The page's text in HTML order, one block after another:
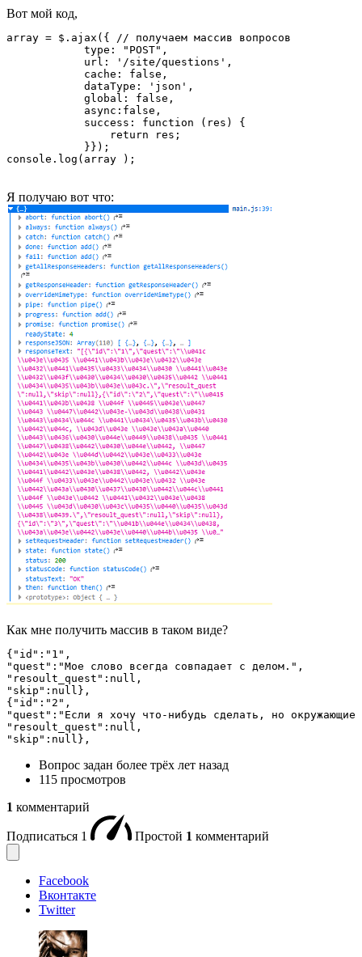
Вот мой код,
array = $.ajax({ // получаем массив вопросов
            type: "POST",
            url: '/site/questions',
            cache: false,
            dataType: 'json',
            global: false,
            async:false,
            success: function (res) {
                return res;
            }});
console.log(array );
Я получаю вот что:
Как мне получить массив в таком виде?
{"id":"1",
"quest":"Мое слово всегда совпадает с делом.",
"resoult_quest":null,
"skip":null},
{"id":"2",
"quest":"Если я хочу что-нибудь сделать, но
"resoult_quest":null,
"skip":null},
Вопрос задан более трёх лет назад
115 просмотров
1 комментарий
Подписаться 1 Простой 1 комментарий
Facebook
Вконтакте
Twitter